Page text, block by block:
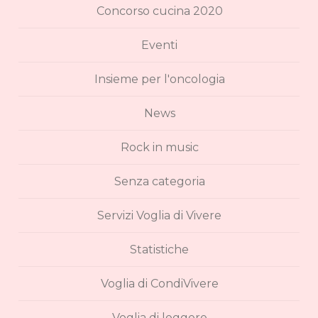
Concorso cucina 2020
Eventi
Insieme per l'oncologia
News
Rock in music
Senza categoria
Servizi Voglia di Vivere
Statistiche
Voglia di CondiVivere